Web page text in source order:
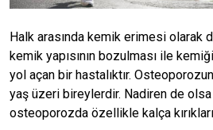
Halk arasında kemik erimesi olarak
kemik yapısının bozulması ile
yol açan bir hastalıktır.
yaş üzeri bireylerdir. Nadiren de
osteoporozda özellikle kalça kırıkları